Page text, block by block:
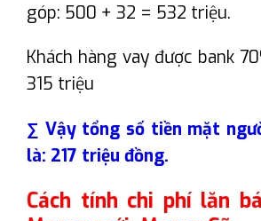
góp: 500 + 32 = 532 triệu.
Khách hàng vay được bank
315 triệu
∑ Vậy tổng số tiền mặt
là: 217 triệu đồng.
Cách tính chi phí lăn